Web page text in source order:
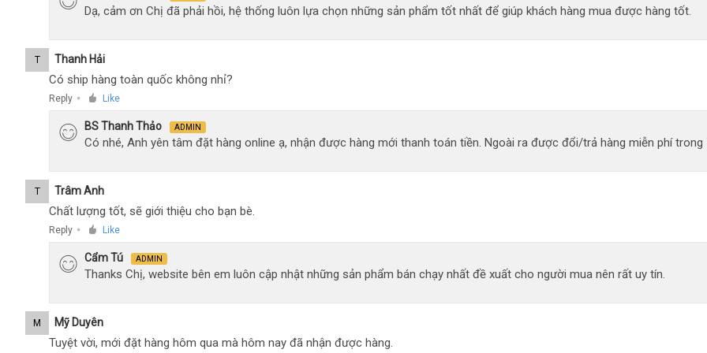
Dạ, cảm ơn Chị đã phải hồi, hệ thống luôn lựa chọn những sản phẩm tốt nhất để giúp khách hàng mua được hàng tốt.
T Thanh Hải
Có ship hàng toàn quốc không nhỉ?
Reply ● Like
BS Thanh Thảo ADMIN
Có nhé, Anh yên tâm đặt hàng online ạ, nhận được hàng mới thanh toán tiền. Ngoài ra được đổi/trả hàng miễn phí trong
T Trâm Anh
Chất lượng tốt, sẽ giới thiệu cho bạn bè.
Reply ● Like
Cẩm Tú ADMIN
Thanks Chị, website bên em luôn cập nhật những sản phẩm bán chạy nhất đề xuất cho người mua nên rất uy tín.
M Mỹ Duyên
Tuyệt vời, mới đặt hàng hôm qua mà hôm nay đã nhận được hàng.